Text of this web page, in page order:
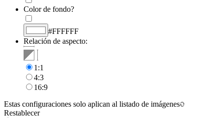
Color de fondo?
#FFFFFF
Relación de aspecto:
1:1
4:3
16:9
Estas configuraciones solo aplican al listado de imágenes
Restablecer